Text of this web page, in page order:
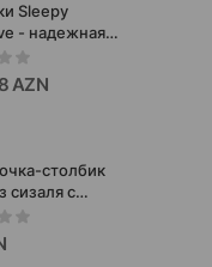
Sleepy
- надежная
и
уход за
AZN
столбик
сизаля с
Цвет:
Желтый.
50 см.